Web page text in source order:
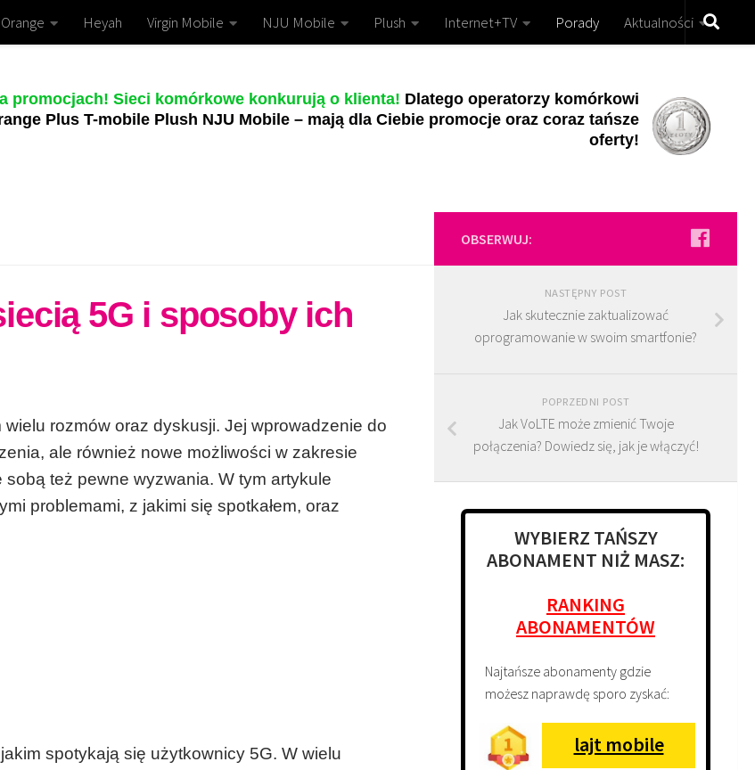
Orange Heyah Virgin Mobile NJU Mobile Plush Internet+TV Porady Aktualności
promocjach! Sieci komórkowe konkurują o klienta! Dlatego operatorzy komórkowi
Plus T-mobile Plush NJU Mobile – mają dla Ciebie promocje oraz coraz tańsze
oferty!
5G i sposoby ich
rozmów oraz dyskusji. Jej wprowadzenie do
ale również nowe możliwości w zakresie
też pewne wyzwania. W tym artykule
problemami, z jakimi się spotkałem, oraz
spotykają się użytkownicy 5G. W wielu
OBSERWUJ:
NASTĘPNY POST
Jak skutecznie zaktualizować
oprogramowanie w swoim smartfonie?
POPRZEDNI POST
Jak VoLTE może zmienić Twoje
połączenia? Dowiedz się, jak je włączyć!
WYBIERZ TAŃSZY
ABONAMENT NIŻ MASZ:
RANKING
ABONAMENTÓW
Najtańsze abonamenty gdzie
możesz naprawdę sporo zyskać:
lajt mobile